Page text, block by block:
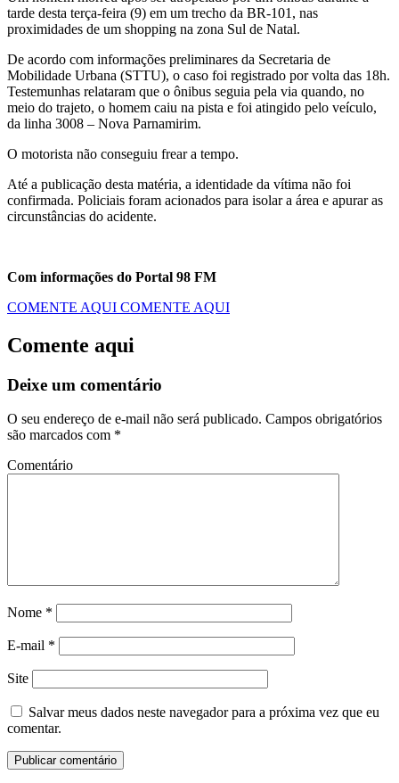
tarde desta terça-feira (9) em um trecho da BR-101, nas
proximidades de um shopping na zona Sul de Natal.
De acordo com informações preliminares da Secretaria de
Mobilidade Urbana (STTU), o caso foi registrado por volta das 18h.
Testemunhas relataram que o ônibus seguia pela via quando, no
meio do trajeto, o homem caiu na pista e foi atingido pelo veículo,
da linha 3008 – Nova Parnamirim.
O motorista não conseguiu frear a tempo.
Até a publicação desta matéria, a identidade da vítima não foi
confirmada. Policiais foram acionados para isolar a área e apurar as
circunstâncias do acidente.
Com informações do Portal 98 FM
COMENTE AQUI COMENTE AQUI
Comente aqui
Deixe um comentário
O seu endereço de e-mail não será publicado. Campos obrigatórios
são marcados com *
Comentário
Nome *
E-mail *
Site
Salvar meus dados neste navegador para a próxima vez que eu
comentar.